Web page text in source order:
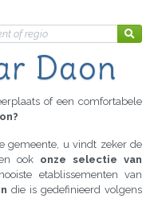
Daon
of een comfortabele
gemeente, u vindt zeker de
ook onze selectie van
etablissementen van
die is gedefinieerd volgens